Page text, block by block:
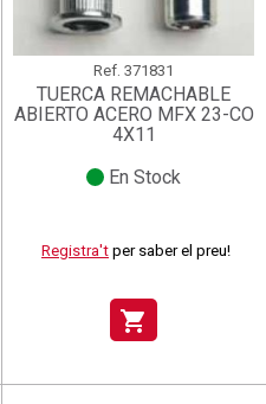
Ref. 371831
TUERCA REMACHABLE
ABIERTO ACERO MFX 23-CO
4X11
En Stock
Registra't per saber el preu!
shopping_cart